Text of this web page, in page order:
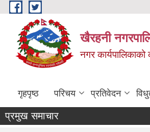
Skip to main content
खैरहनी
नगर
गृहपृष्ठ परिचय प्रतिवेदन
प्रमुख समाचार